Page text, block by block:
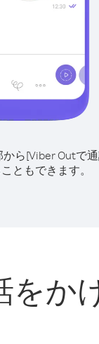
ら[Viber Outで
ともできます。
をか